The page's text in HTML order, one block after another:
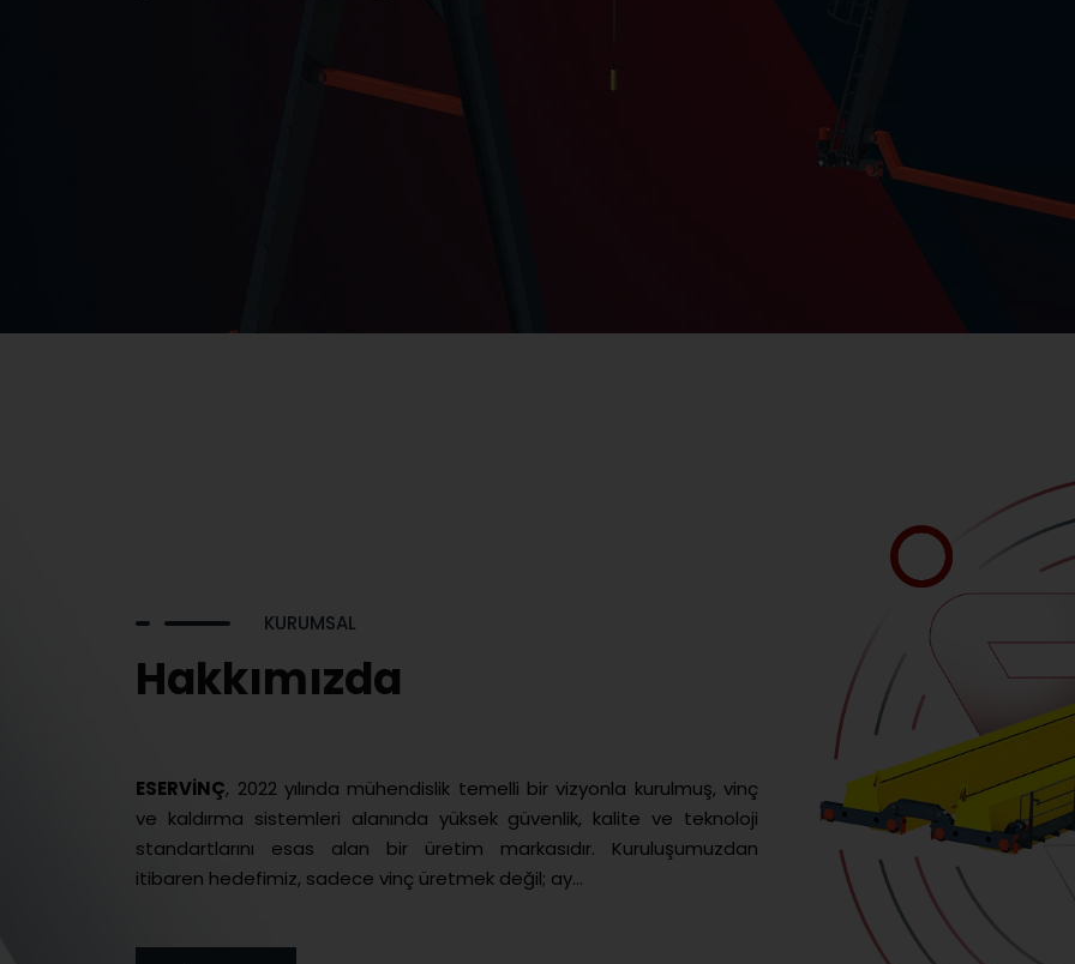
KURUMSAL
Hakkımızda
ESERVİNÇ, 2022 yılında mühendislik temelli bir vizyonla kurulmuş, vinç
ve kaldırma sistemleri alanında yüksek güvenlik, kalite ve teknoloji
standartlarını esas alan bir üretim markasıdır. Kuruluşumuzdan
itibaren hedefimiz, sadece vinç üretmek değil; ay...